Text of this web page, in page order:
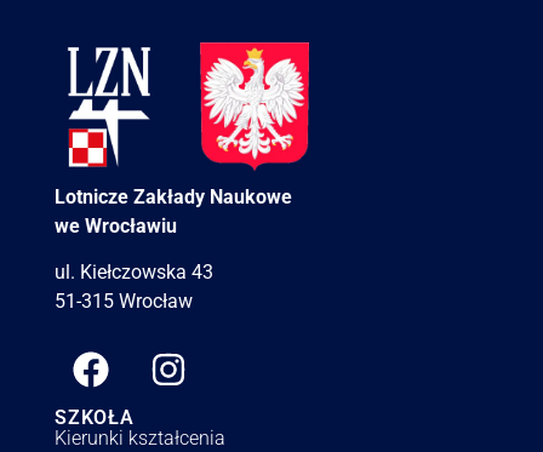
Lotnicze Zakłady Naukowe
we Wrocławiu
ul. Kiełczowska 43
51-315 Wrocław
SZKOŁA
Kierunki kształcenia